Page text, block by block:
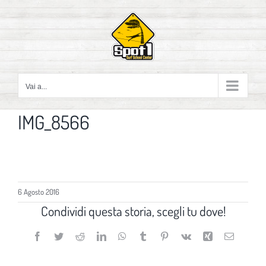
contenuto
Vai a...
IMG_8566
6 Agosto 2016
Condividi questa storia, scegli tu dove!
Facebook
TwitterRedditLinkedInWhatsApp
TumblrPinterest
Vk Xing Email